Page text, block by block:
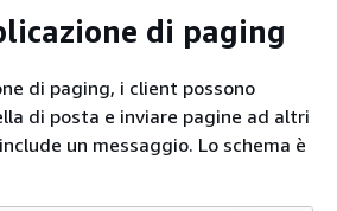
di paging
di paging, i client possono
di posta e inviare pagine ad altri
un messaggio. Lo schema è